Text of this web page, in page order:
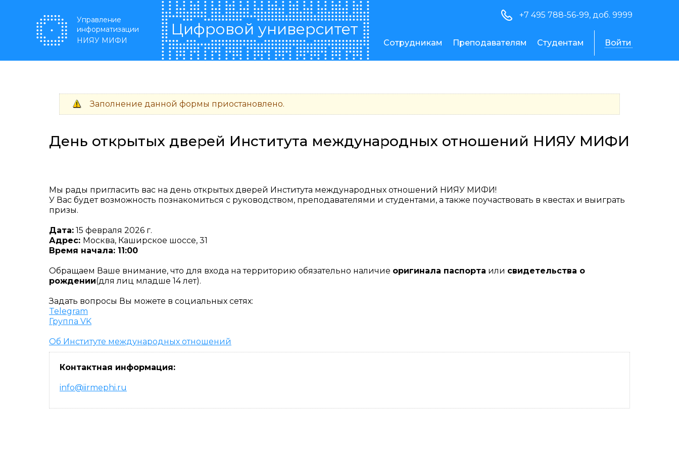
Сотрудникам Преподавателям Студентам Войти
+7 495 788-56-99, доб. 9999
Управление
информатизации
НИЯУ МИФИ
Цифровой университет
Предупреждение
Заполнение данной формы приостановлено.
День открытых дверей Института международных отношений НИЯУ МИФИ
Мы рады пригласить вас на день открытых дверей Института международных отношений НИЯУ МИФИ!
У Вас будет возможность познакомиться с руководством, преподавателями и студентами, а также поучаствовать в квестах и выиграть
призы.
Дата: 15 февраля 2026 г.
Адрес: Москва, Каширское шоссе, 31
Время начала: 11:00
Обращаем Ваше внимание, что для входа на территорию обязательно наличие оригинала паспорта или свидетельства о
рождении(для лиц младше 14 лет).
Задать вопросы Вы можете в социальных сетях:
Telegram
Группа VK
Об Институте международных отношений
Контактная информация:
info@iirmephi.ru